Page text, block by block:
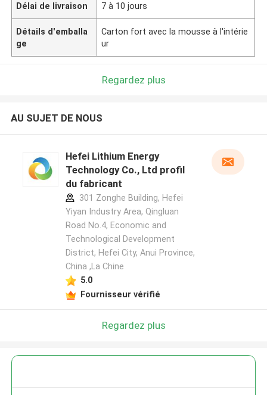
Délai de livraison 7 à 10 jours
Détails d'emballa
ge
Carton fort avec la mousse à l'intérie
ur
Regardez plus
AU SUJET DE NOUS
Hefei Lithium Energy
Technology Co., Ltd profil
du fabricant
301 Zonghe Building, Hefei
Yiyan Industry Area, Qingluan
Road No.4, Economic and
Technological Development
District, Hefei City, Anui Province,
China ,La Chine
5.0
Fournisseur vérifié
Regardez plus